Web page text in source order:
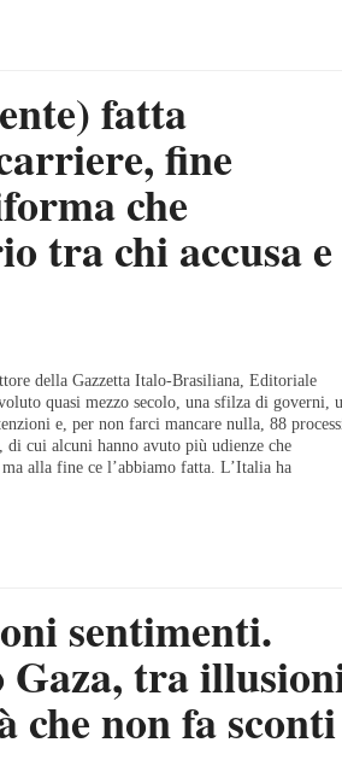
fatta
fine
che
tra chi accusa e
della Gazzetta Italo-Brasiliana, Editoriale
quasi mezzo secolo, una sfilza di governi,
e, per non farci mancare nulla, 88
di cui alcuni hanno avuto più udienze che
alla fine ce l’abbiamo fatta. L’Italia ha
sentimenti.
Gaza, tra
che non fa sconti